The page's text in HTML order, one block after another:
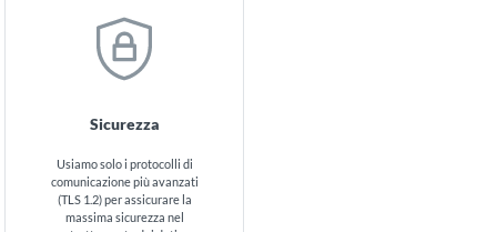
Sicurezza
Usiamo solo i protocolli di
comunicazione più avanzati
(TLS 1.2) per assicurare la
massima sicurezza nel